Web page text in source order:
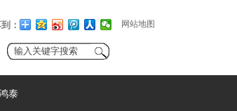
网站地图
：
泰